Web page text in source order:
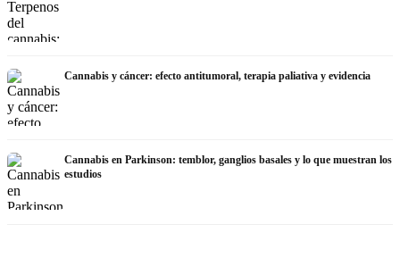
Cannabis y cáncer: efecto antitumoral, terapia paliativa y evidencia
Cannabis en Parkinson: temblor, ganglios basales y lo que muestran los
estudios